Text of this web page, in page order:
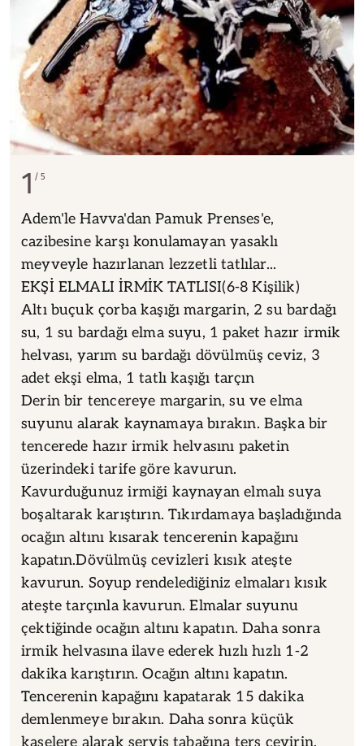
1 5
Adem'le Havva'dan Pamuk Prenses'e,
cazibesine karşı konulamayan yasaklı
meyveyle hazırlanan lezzetli tatlılar...
EKŞİ ELMALI İRMİK TATLISI(6-8 Kişilik)
Altı buçuk çorba kaşığı margarin, 2 su bardağı
su, 1 su bardağı elma suyu, 1 paket hazır irmik
helvası, yarım su bardağı dövülmüş ceviz, 3
adet ekşi elma, 1 tatlı kaşığı tarçın
Derin bir tencereye margarin, su ve elma
suyunu alarak kaynamaya bırakın. Başka bir
tencerede hazır irmik helvasını paketin
üzerindeki tarife göre kavurun.
Kavurduğunuz irmiği kaynayan elmalı suya
boşaltarak karıştırın. Tıkırdamaya başladığında
ocağın altını kısarak tencerenin kapağını
kapatın.Dövülmüş cevizleri kısık ateşte
kavurun. Soyup rendelediğiniz elmaları kısık
ateşte tarçınla kavurun. Elmalar suyunu
çektiğinde ocağın altını kapatın. Daha sonra
irmik helvasına ilave ederek hızlı hızlı 1-2
dakika karıştırın. Ocağın altını kapatın.
Tencerenin kapağını kapatarak 15 dakika
demlenmeye bırakın. Daha sonra küçük
kaselere alarak servis tabağına ters çevirin.